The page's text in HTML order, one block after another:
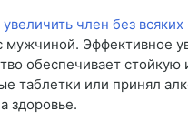
мужчиной. Эффективное
обеспечивает
таблетки или принял
здоровье.